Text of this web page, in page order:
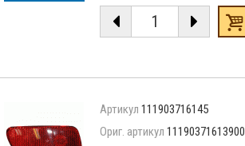
111903716145
11190371613900